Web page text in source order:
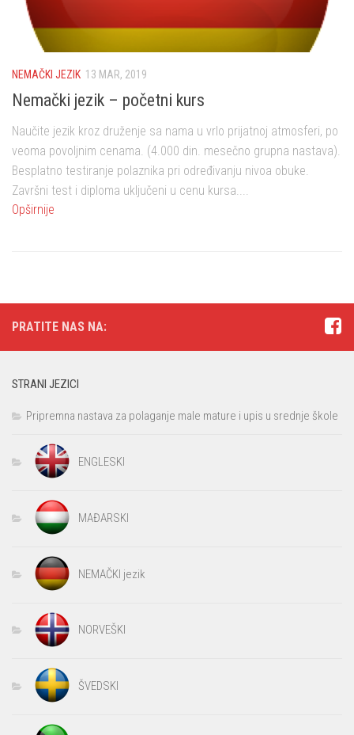
NEMAČKI JEZIK 13 MAR, 2019
Nemački jezik – početni kurs
Naučite jezik kroz druženje sa nama u vrlo prijatnoj atmosferi, po
veoma povoljnim cenama. (4.000 din. mesečno grupna nastava).
Besplatno testiranje polaznika pri određivanju nivoa obuke.
Završni test i diploma uključeni u cenu kursa....
Opširnije
PRATITE NAS NA:
STRANI JEZICI
Pripremna nastava za polaganje male mature i upis u srednje škole
ENGLESKI
MAĐARSKI
NEMAČKI jezik
NORVEŠKI
ŠVEDSKI